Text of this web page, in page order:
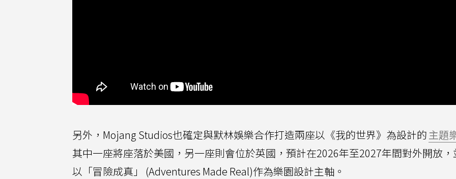
另外，Mojang Studios也確定與默林娛樂合作打造兩座以《我的世界》為設計的 主題
其中一座將座落於美國，另一座則會位於英國，預計在2026年至2027年間對外開放
以「冒險成真」 (Adventures Made Real)作為樂園設計主軸。